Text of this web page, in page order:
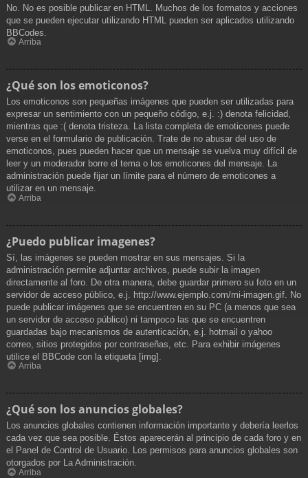
No. No es posible publicar en HTML. Muchos de los formatos y acciones
que se pueden ejecutar utilizando HTML pueden ser aplicados utilizando
BBCodes.
Arriba
¿Qué son los emoticonos?
Los emoticonos son pequeñas imágenes que pueden ser utilizadas para
expresar un sentimiento con un pequeño código, e.j. :) denota felicidad,
mientras que :( denota tristeza. La lista completa de emoticones puede
verse en el formulario de publicación. Trate de no abusar del uso de
emoticonos, pues pueden hacer que un mensaje se vuelva muy difícil de
leer y un moderador borre el tema o los emoticones del mensaje. La
administración puede fijar un límite para el número de emoticones a
utilizar en un mensaje.
Arriba
¿Puedo publicar imagenes?
Sí, las imágenes se pueden mostrar en sus mensajes. Si la
administración permite adjuntar archivos, puede subir la imagen
directamente al foro. De otra manera, debe guardar primero su foto en un
servidor de acceso público, e.j. http://www.ejemplo.com/mi-imagen.gif. No
puede publicar imágenes que se encuentren en su PC (a menos que sea
un servidor de acceso público) ni tampoco las que se encuentren
guardadas bajo mecanismos de autenticación, e.j. hotmail o yahoo
correo, sitios protegidos por contraseñas, etc. Para exhibir imágenes
utilice el BBCode con la etiqueta [img].
Arriba
¿Qué son los anuncios globales?
Los anuncios globales contienen información importante y debería leerlos
cada vez que sea posible. Éstos aparecerán al principio de cada foro y en
el Panel de Control de Usuario. Los permisos para anuncios globales son
otorgados por La Administración.
Arriba